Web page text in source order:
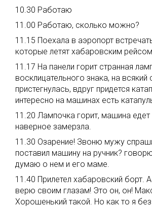
10.30 Работаю
11.00 Работаю, сколько можно?
11.15 Поехала в аэропорт
которые летят хабаровским
11.17 На панели горит странная
восклицательного знака, на всякий
пристегнулась, вдруг придется
интересно на машинах есть
11.20 Лампочка горит, машина едет
наверное замерзла.
11.30 Озарение! Звоню мужу
поставил машину на ручник?
думаю о нем и его маме.
11.40 Прилетел хабаровский борт.
верю своим глазам! Это он, он!
Хорошенький такой. Но как то я